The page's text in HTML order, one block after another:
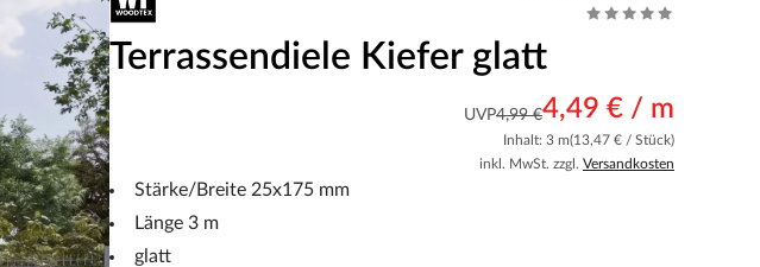
Terrassendiele Kiefer glatt
UVP4,99 €4,49 € / m
Inhalt: 3 m(13,47 € / Stück)
inkl. MwSt. zzgl. Versandkosten
Stärke/Breite 25x175 mm
Länge 3 m
glatt